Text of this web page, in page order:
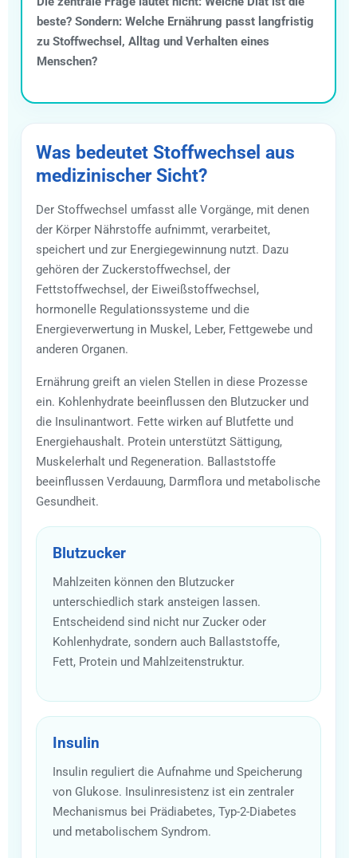
beste? Sondern: Welche Ernährung passt langfristig
zu Stoffwechsel, Alltag und Verhalten eines
Menschen?
Was bedeutet Stoffwechsel aus
medizinischer Sicht?
Der Stoffwechsel umfasst alle Vorgänge, mit denen
der Körper Nährstoffe aufnimmt, verarbeitet,
speichert und zur Energiegewinnung nutzt. Dazu
gehören der Zuckerstoffwechsel, der
Fettstoffwechsel, der Eiweißstoffwechsel,
hormonelle Regulationssysteme und die
Energieverwertung in Muskel, Leber, Fettgewebe und
anderen Organen.
Ernährung greift an vielen Stellen in diese Prozesse
ein. Kohlenhydrate beeinflussen den Blutzucker und
die Insulinantwort. Fette wirken auf Blutfette und
Energiehaushalt. Protein unterstützt Sättigung,
Muskelerhalt und Regeneration. Ballaststoffe
beeinflussen Verdauung, Darmflora und metabolische
Gesundheit.
Blutzucker
Mahlzeiten können den Blutzucker
unterschiedlich stark ansteigen lassen.
Entscheidend sind nicht nur Zucker oder
Kohlenhydrate, sondern auch Ballaststoffe,
Fett, Protein und Mahlzeitenstruktur.
Insulin
Insulin reguliert die Aufnahme und Speicherung
von Glukose. Insulinresistenz ist ein zentraler
Mechanismus bei Prädiabetes, Typ-2-Diabetes
und metabolischem Syndrom.